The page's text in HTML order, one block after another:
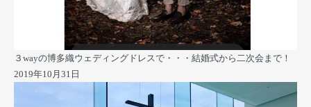
３wayの博多織ウェディングドレスで・・・結婚式から二次会まで！
2019年10月31日